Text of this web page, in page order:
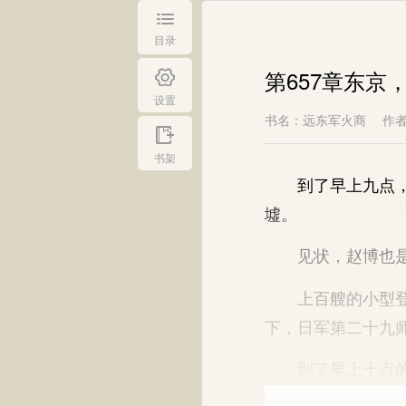
目录
设置
书架
第657章东京
书名：远东军火商 作
到了早上九点，
墟。
见状，赵博也是
上百艘的小型登
下，日军第二十九